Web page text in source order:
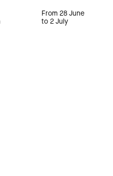
From 28 June
to 2 July